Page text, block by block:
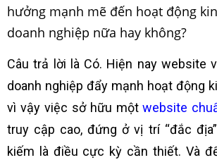
hưởng mạnh mẽ đến hoạt động
doanh nghiệp nữa hay không?
Câu trả lời là Có. Hiện nay website
doanh nghiệp đẩy mạnh hoạt động
vì vậy việc sở hữu mộtwebsite
truy cập cao, đứng ở vị trí “đắc
kiếm là điều cực kỳ cần thiết. Và